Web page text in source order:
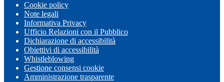
Cookie policy
Note legali
Informativa Privacy
Ufficio Relazioni con il Pubblico
Dichiarazione di accessibilità
Obiettivi di accessibilità
Whistleblowing
Gestione consensi cookie
Amministrazione trasparente